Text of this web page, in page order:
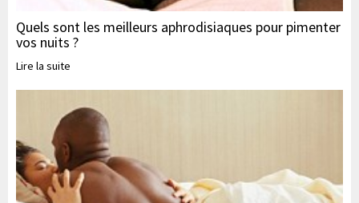
Quels sont les meilleurs aphrodisiaques pour pimenter
vos nuits ?
Lire la suite